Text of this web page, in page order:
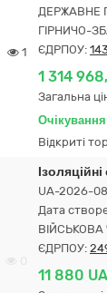
1
ДЕРЖАВНЕ
ГІРНИЧО-
ЄДРПОУ:
1 314
Загальна
Відкриті
UA-2026-
Дата
ЄДРПОУ:
11 880